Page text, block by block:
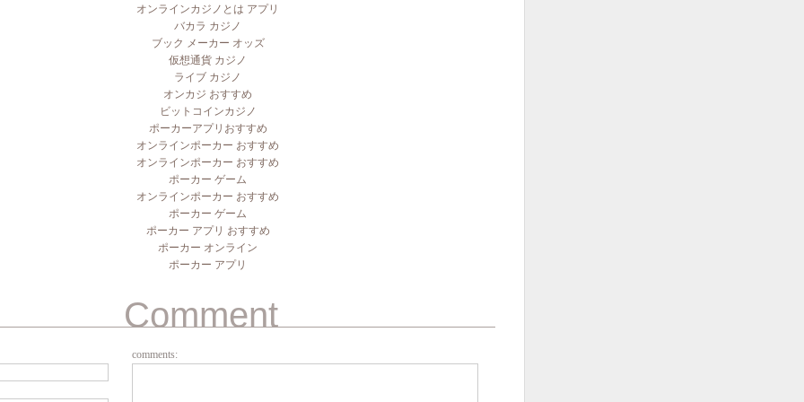
オンラインカジノとは アプリ
バカラ カジノ
ブック メーカー オッズ
仮想通貨 カジノ
ライブ カジノ
オンカジ おすすめ
ビットコインカジノ
ポーカーアプリおすすめ
オンラインポーカー おすすめ
オンラインポーカー おすすめ
ポーカー ゲーム
オンラインポーカー おすすめ
ポーカー ゲーム
ポーカー アプリ おすすめ
ポーカー オンライン
ポーカー アプリ
Comment
comments: